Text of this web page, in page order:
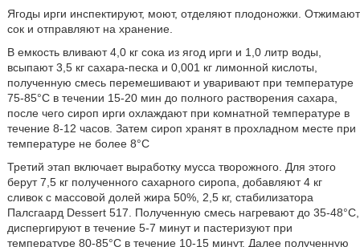
Ягоды ирги инспектируют, моют, отделяют плодоножки. Отжимают
сок и отправляют на хранение.
В емкость вливают 4,0 кг сока из ягод ирги и 1,0 литр воды,
всыпают 3,5 кг сахара-песка и 0,001 кг лимонной кислоты,
полученную смесь перемешивают и уваривают при температуре
75-85°С в течении 15-20 мин до полного растворения сахара,
после чего сироп ирги охлаждают при комнатной температуре в
течение 8-12 часов. Затем сироп хранят в прохладном месте при
температуре не более 8°С
Третий этап включает выработку мусса творожного. Для этого
берут 7,5 кг полученного сахарного сиропа, добавляют 4 кг
сливок с массовой долей жира 50%, 2,5 кг, стабилизатора
Палсгаард Dessert 517. Полученную смесь нагревают до 35-48°С,
диспергируют в течение 5-7 минут и пастеризуют при
температуре 80-85°С в течение 10-15 минут. Далее полученную